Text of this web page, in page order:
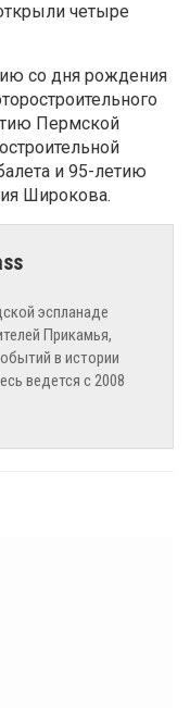
четыре
со дня рождения
Пермской
и 95-летию
Широкова.
эспланаде
Прикамья,
в истории
ведется с 2008